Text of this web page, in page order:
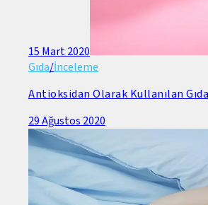
15 Mart 2020
Gıda/İnceleme
Antioksidan Olarak Kullanılan
29 Ağustos 2020